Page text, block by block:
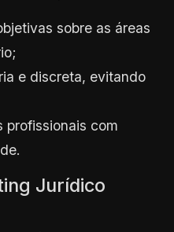
sobre as áreas
e discreta, evitando
profissionais com
Jurídico